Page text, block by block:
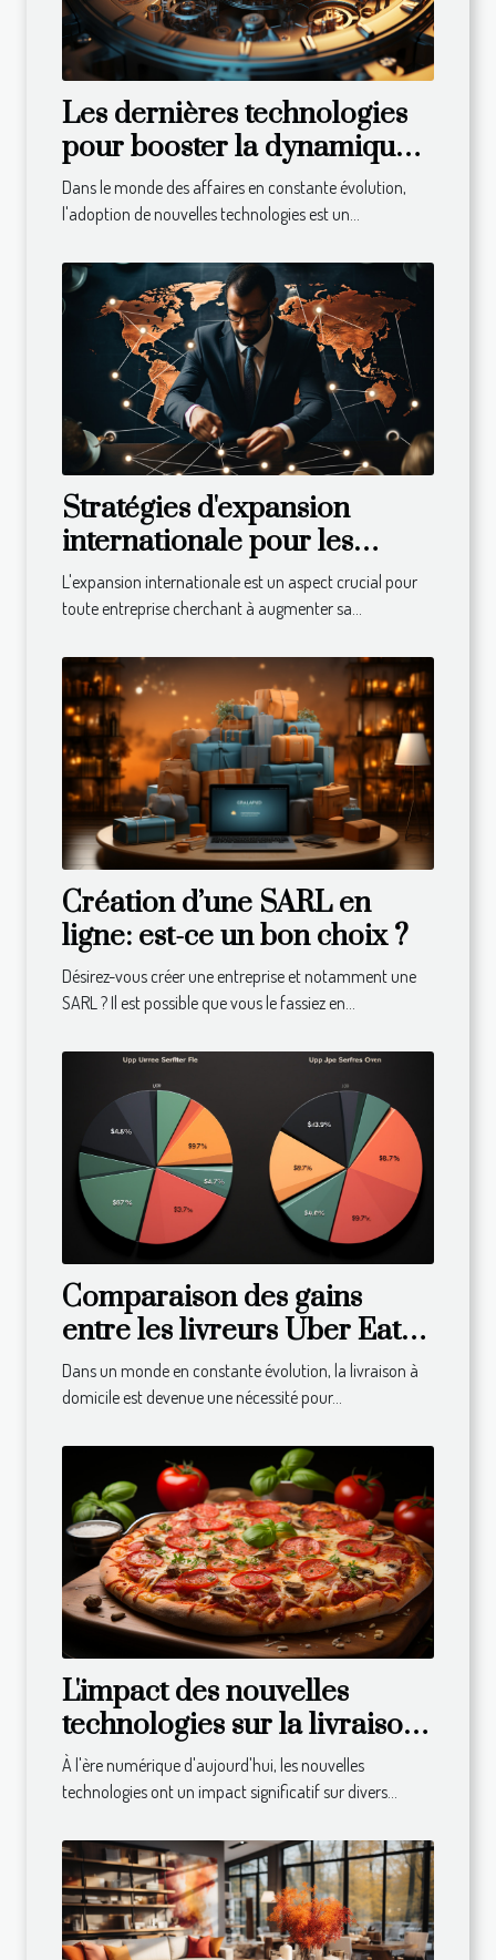
Les dernières technologies
pour booster la dynamique
de votre entreprise
Dans le monde des affaires en constante évolution,
l'adoption de nouvelles technologies est un...
Stratégies d'expansion
internationale pour les
entreprises
L'expansion internationale est un aspect crucial pour
toute entreprise cherchant à augmenter sa...
Création d’une SARL en
ligne: est-ce un bon choix ?
Désirez-vous créer une entreprise et notamment une
SARL ? Il est possible que vous le fassiez en...
Comparaison des gains
entre les livreurs Uber Eats
dans différents pays
Dans un monde en constante évolution, la livraison à
domicile est devenue une nécessité pour...
L'impact des nouvelles
technologies sur la livraison
de repas à domicile
À l'ère numérique d'aujourd'hui, les nouvelles
technologies ont un impact significatif sur divers...